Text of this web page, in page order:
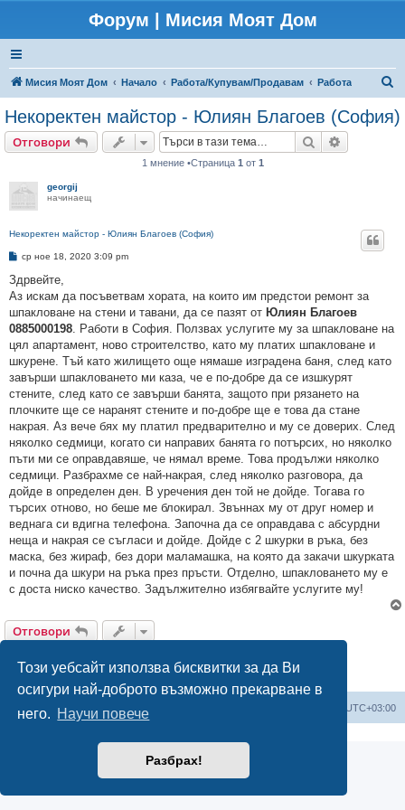
Този уебсайт използва бисквитки за да Ви
осигури най-доброто възможно прекарване в
него. Научи повече
Разбрах!
Форум | Мисия Моят Дом
Мисия Моят Дом Начало Работа/Купувам/Продавам Работа
р
Некоректен майстор - Юлиян Благоев (София)
Отговори Търсене
1 мнение •Страница 1 от 1
georgij
начинаещ
Некоректен майстор - Юлиян Благоев (София)
М
е
н
и
е
ср ное 18, 2020 3:09 pm
Здрвейте,
Аз искам да посъветвам хората, на които им предстои ремонт за
шпакловане на стени и тавани, да се пазят от Юлиян Благоев
0885000198. Работи в София. Ползвах услугите му за шпакловане на
цял апартамент, ново строителство, като му платих шпакловане и
шкурене. Тъй като жилището още нямаше изградена баня, след като
завърши шпакловането ми каза, че е по-добре да се изшкурят
стените, след като се завърши банята, защото при рязането на
плочките ще се наранят стените и по-добре ще е това да стане
накрая. Аз вече бях му платил предварително и му се доверих. След
няколко седмици, когато си направих банята го потърсих, но няколко
пъти ми се оправдавяше, че нямал време. Това продължи няколко
седмици. Разбрахме се най-накрая, след няколко разговора, да
дойде в определен ден. В уречения ден той не дойде. Тогава го
търсих отново, но беше ме блокирал. Звъннах му от друг номер и
веднага си вдигна телефона. Започна да се оправдава с абсурдни
неща и накрая се съгласи и дойде. Дойде с 2 шкурки в ръка, без
маска, без жираф, без дори маламашка, на която да закачи шкурката
и почна да шкури на ръка през пръсти. Отделно, шпакловането му е
с доста ниско качество. Задължително избягвайте услугите му!
Отговори
Мисия Моят Дом UTC+03:00